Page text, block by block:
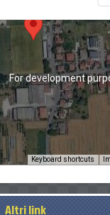
For development
Keyboard shortcuts
Altri link